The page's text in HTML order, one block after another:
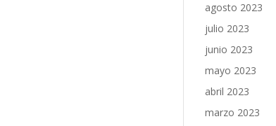
agosto 2023
julio 2023
junio 2023
mayo 2023
abril 2023
marzo 2023